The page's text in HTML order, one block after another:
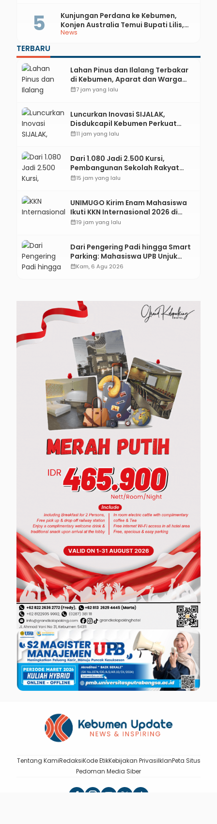
News
Kunjungan Perdana ke Kebumen,
Konjen Australia Temui Bupati Lilis,
Ini yang Dibahas
TERBARU
Lahan Pinus dan Ilalang Terbakar
di Kebumen, Aparat dan Warga
Padamkan Api Secara Manual
calendar_month7 jam yang lalu
Luncurkan Inovasi SIJALAK,
Disdukcapil Kebumen Perkuat
Jejaring Literasi Adminduk hingga
calendar_month11 jam yang lalu
Dari 1.080 Jadi 2.500 Kursi,
Pembangunan Sekolah Rakyat
Kebumen Ditargetkan Mulai
calendar_month15 jam yang lalu
UNIMUGO Kirim Enam Mahasiswa
Ikuti KKN Internasional 2026 di
ASEAN dan Hong Kong
calendar_month19 jam yang lalu
Dari Pengering Padi hingga Smart
Parking: Mahasiswa UPB Unjuk
Gigi Lewat Pameran CODEX 2
calendar_monthKam, 6 Agu 2026
Tentang KamiRedaksiKode EtikKebijakan PrivasiIklanPeta Situs
Pedoman Media Siber